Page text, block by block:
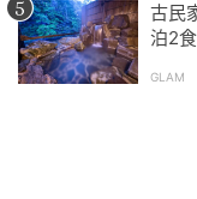
ヨ和え」。「しら
ツ」などなど。
古民
泊2
GLAM